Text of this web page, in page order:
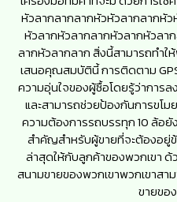
หัวลากลากลากหัวหัวลากลากหั
หัวลากหัวลากลากหัวลากหัวลา
ลากหัวลากลาก สิ่งนี้สามารถทำใ
เสนอคุณสมบัตินี้ การติดตาม
ความอุ่นใจของผู้ซื้อโดยรู้ว่าการ
และสามารถช่วยป้องกันการขโ
ความต้องการรถบรรทุก 10 ล้อยั
สำคัญสำหรับผู้ขายที่จะต้องอยู่ข้
ล่าสุดให้กับลูกค้าของพวกเขา ด้
สนามขายของพวกเขาพวกเขาส
ขายขอ